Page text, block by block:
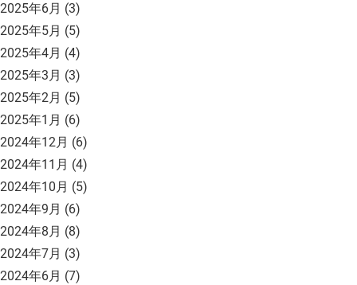
2025年6月 (3)
2025年5月 (5)
2025年4月 (4)
2025年3月 (3)
2025年2月 (5)
2025年1月 (6)
2024年12月 (6)
2024年11月 (4)
2024年10月 (5)
2024年9月 (6)
2024年8月 (8)
2024年7月 (3)
2024年6月 (7)